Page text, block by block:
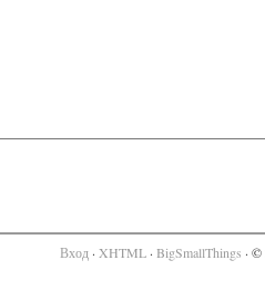
Вход· XHTML· BigSmallThings ·